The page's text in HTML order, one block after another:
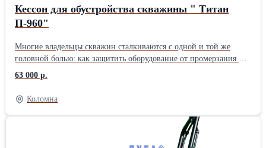
Кессон для обустройства скважины " Титан
П-960"
Многие владельцы скважин сталкиваются с одной и той же
головной болью: как защитить оборудование от промерзания и
грунтовых вод? Мы рекомендуем проверенное решение —
кессон «Титан П-960». Почему именно он? ✅ Надежность.
Выполнен из качественного полипропилена. Он не ржавеет, не
гниет и не требует дополнительной гидроизоляции. ✅
Герметичность. Конструкция полностью исключает попадание
верховодки в скважину. Ваша вода останется чистой. ✅
Удобство. Внутри достаточно места для размещения автоматики,
63 000 р.
Коломна